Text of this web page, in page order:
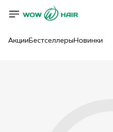
АкцииБестселлерыНовинки